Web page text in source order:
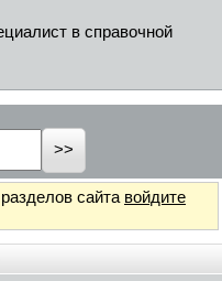
в справочной
сайта войдите